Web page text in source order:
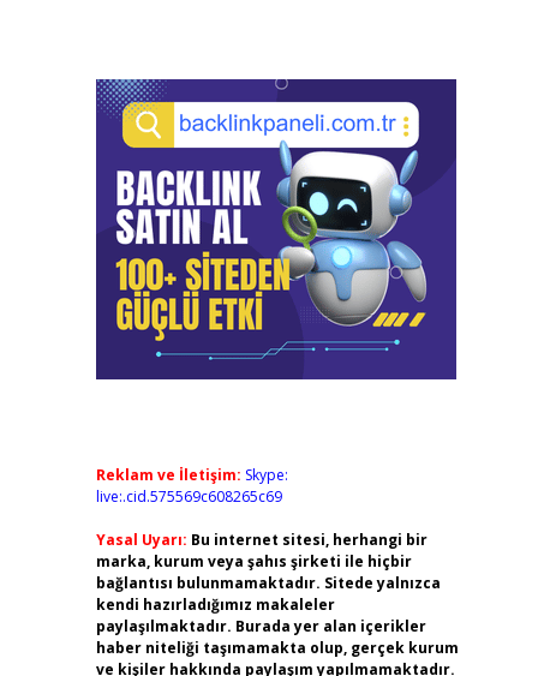
Reklam ve İletişim: Skype:
live:.cid.575569c608265c69
Yasal Uyarı: Bu internet sitesi, herhangi bir
marka, kurum veya şahıs şirketi ile hiçbir
bağlantısı bulunmamaktadır. Sitede yalnızca
kendi hazırladığımız makaleler
paylaşılmaktadır. Burada yer alan içerikler
haber niteliği taşımamakta olup, gerçek kurum
ve kişiler hakkında paylaşım yapılmamaktadır.